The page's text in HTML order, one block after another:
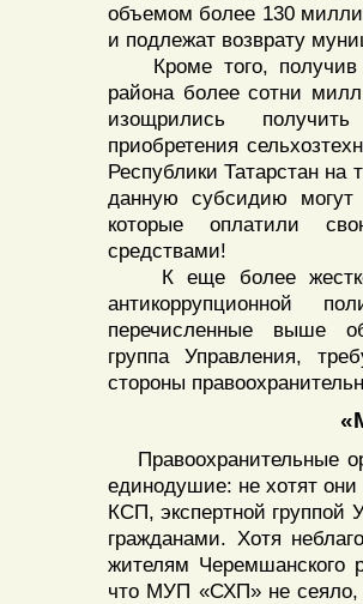
объемом более 130
и подлежат возврату
Кроме того, получив
района более сотни
изощрились
приобретения
Республики Татарстан
данную субсидию могут
которые оплатили
средствами!
К еще более
антикоррупционной
перечисленные выше
группа Управления,
стороны
Правоохранительные
единодушие: не хотят они
КСП, экспертной группой
гражданами. Хотя
жителям Черемшанского
что МУП «СХП» не сеяло,